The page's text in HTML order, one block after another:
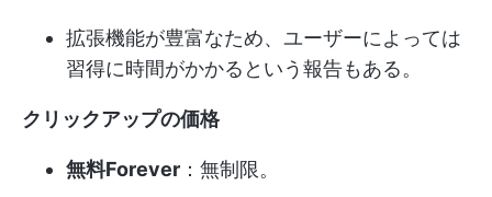
拡張機能が豊富なため、ユーザーによっては
習得に時間がかかるという報告もある。
クリックアップの価格
無料Forever ：無制限。